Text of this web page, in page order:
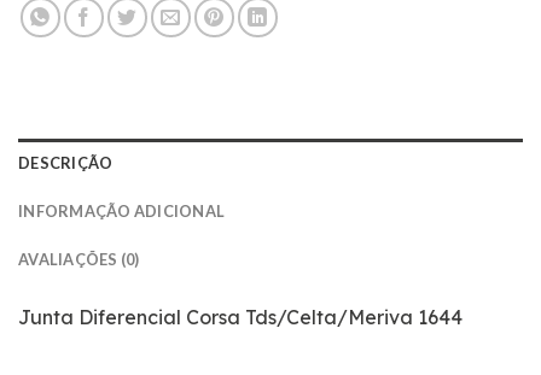
DESCRIÇÃO
INFORMAÇÃO ADICIONAL
AVALIAÇÕES (0)
Junta Diferencial Corsa Tds/Celta/Meriva 1644